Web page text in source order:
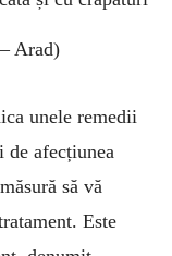
Arad)
unele remedii
de afecțiunea
să vă
Este